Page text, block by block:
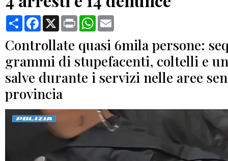
CondividiFacebook
X Print WhatsApp
Controllate quasi 6mila persone:
grammi di stupefacenti, coltelli e
salve durante i servizi nelle aree
provincia